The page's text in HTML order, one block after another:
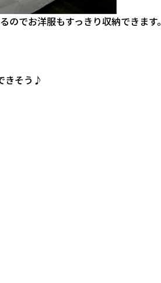
でお洋服もすっきり収納できます。
きそう♪